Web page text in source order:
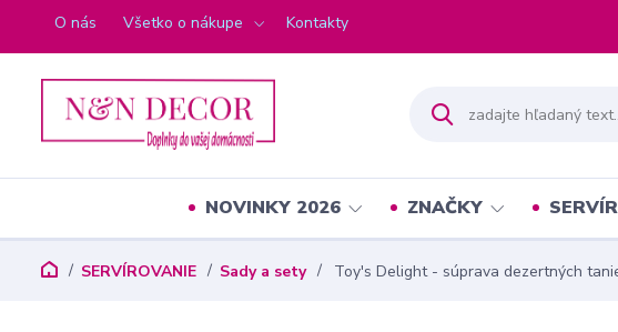
O nás Všetko o nákupe Kontakty
NOVINKY 2026 ZNAČKY
SERVÍROVANIE Sady a sety Toy's Delight - súprava dezertných